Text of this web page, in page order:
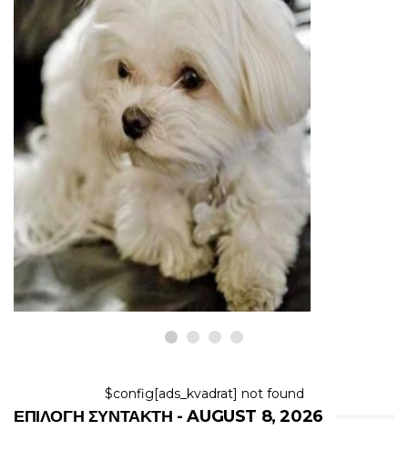
Ποια είναι η καλύτερη φυλή
σκυλιών για μένα; Βρείτε τον
ιδανικό σύντροφό σας
$config[ads_kvadrat] not found
ΕΠΙΛΟΓΉ ΣΥΝΤΆΚΤΗ - AUGUST 8, 2026